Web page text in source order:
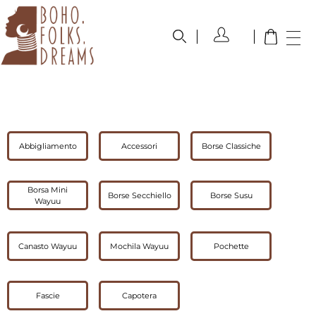
Abbigliamento Accessori Borse Classiche
Borsa Mini
Wayuu
Borse Secchiello Borse Susu
Canasto Wayuu Mochila Wayuu Pochette
Fascie Capotera